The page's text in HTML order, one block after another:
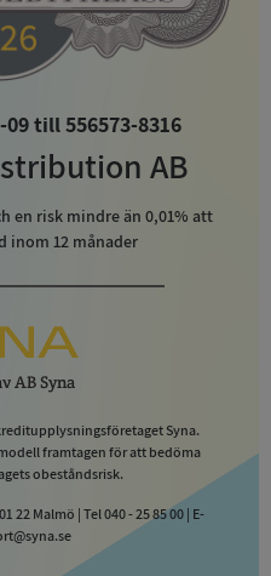
till 556573-8316
AB
en risk mindre än 0,01% att
inom 12 månader
AB Syna
Syna.
framtagen för att bedöma
obeståndsrisk.
22 Malmö | Tel 040 - 25 85 00 | E-